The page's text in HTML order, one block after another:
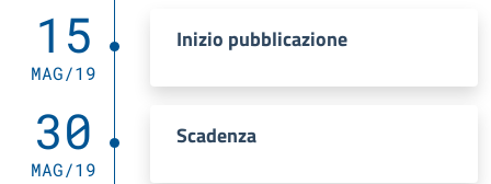
15
MAG/19
Inizio pubblicazione
30
MAG/19
Scadenza